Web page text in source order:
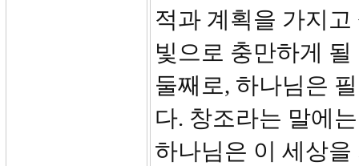
적과 계획을 가지
빛으로 충만하게 될
둘째로, 하나님은
다. 창조라는 말에
하나님은 이 세상